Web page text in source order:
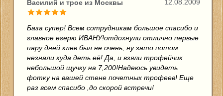
12.08.2009
Василий и трое из Москвы
База супер! Всем сотрудникам большое спасибо и
главное егерю ИВАНУ!отдохнули отлично первые
пару дней клев был не очень, ну зато потом
незнали куда деть её! Да, и взяли трофейчик
небольшой щучку на 7,200!Надеюсь увидеть
фотку на вашей стене почетных трофеев! Еще
раз всем спасибо ,до скорой встречи!